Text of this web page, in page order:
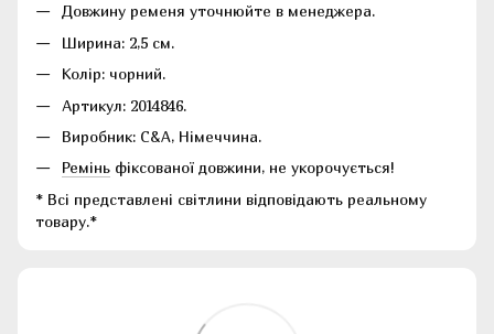
Довжину ременя уточнюйте в менеджера.
Ширина: 2,5 см.
Колір: чорний.
Артикул: 2014846.
Виробник: C&A, Німеччина.
Ремінь фіксованої довжини, не укорочується!
* Всі представлені світлини відповідають реальному
товару.*